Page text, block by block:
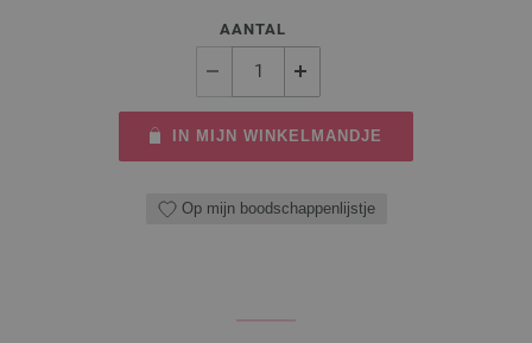
AANTAL
IN MIJN WINKELMANDJE
Op mijn boodschappenlijstje